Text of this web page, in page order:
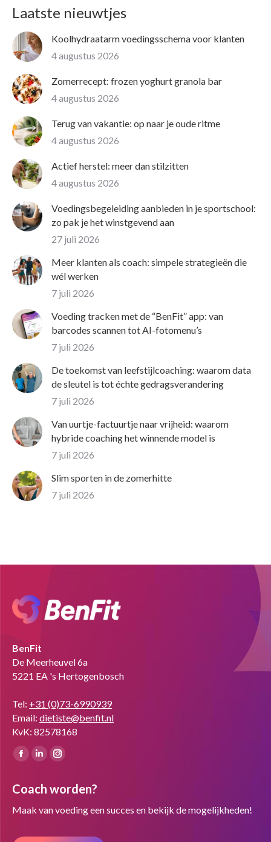
Laatste nieuwtjes
Koolhydraatarm voedingsschema voor klanten
4 augustus 2026
Zomerrecept: frozen yoghurt granola bar
4 augustus 2026
Terug van vakantie: op naar je oude ritme
4 augustus 2026
Actief herstel: meer dan stilzitten
4 augustus 2026
Voedingsbegeleiding aanbieden in je sportschool:
zo pak je het winstgevend aan
27 juli 2026
Meer klanten als coach: simpele strategieën die
wél werken
7 juli 2026
Voeding tracken met de “BenFit” app: van
barcodes scannen tot AI-fotomenu’s
7 juli 2026
De toekomst van leefstijlcoaching: waarom data
de sleutel is tot échte gedragsverandering
7 juli 2026
Van uurtje-factuurtje naar vrijheid: waarom
hybride coaching het winnende model is
7 juli 2026
Slim sporten in de zomerhitte
7 juli 2026
BenFit
De Meerheuvel 6a
5221 EA 's Hertogenbosch
Tel: +31 (0)73-6990939
Email: dietiste@benfit.nl
KvK: 82578168
Vind ons op:
Facebook
opens
in
window
Linkedin
opens
in
window
Instagram
opens
in
window
Coach worden?
Maak van voeding een succes en bekijk de mogelijkheden!